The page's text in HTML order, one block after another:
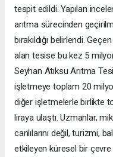
tespit edildi. Yapılan
arıtma sürecinden
bırakıldığı belirlendi.
alan tesise bu kez 5
Seyhan Atıksu Arıtma
işletmeye toplam 20
diğer işletmelerle birlikte
liraya ulaştı. Uzmanlar,
canlılarını değil, turizmi,
etkileyen küresel bir